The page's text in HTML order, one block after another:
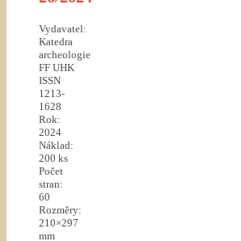
Vydavatel:
Katedra
archeologie
FF UHK
ISSN
1213-
1628
Rok:
2024
Náklad:
200 ks
Počet
stran:
60
Rozměry:
210×297
mm